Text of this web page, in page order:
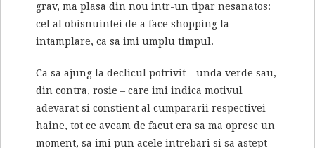
grav, ma plasa din nou intr-un tipar nesanatos:
cel al obisnuintei de a face shopping la
intamplare, ca sa imi umplu timpul.
Ca sa ajung la declicul potrivit – unda verde sau,
din contra, rosie – care imi indica motivul
adevarat si constient al cumpararii respectivei
haine, tot ce aveam de facut era sa ma opresc un
moment, sa imi pun acele intrebari si sa astept